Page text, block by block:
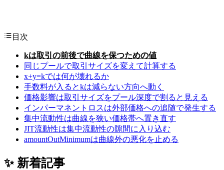
目次
kは取引の前後で曲線を保つための値
同じプールで取引サイズを変えて計算する
x+y=kでは何が壊れるか
手数料が入るとkは減らない方向へ動く
価格影響は取引サイズをプール深度で割ると見える
インパーマネントロスは外部価格への追随で発生する
集中流動性は曲線を狭い価格帯へ置き直す
JIT流動性は集中流動性の隙間に入り込む
amountOutMinimumは曲線外の悪化を止める
✨ 新着記事